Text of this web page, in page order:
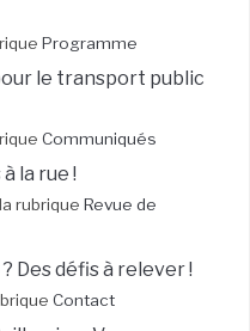
Programme
le transport public
Communiqués
la rue !
rubrique Revue de
Des défis à relever !
Contact